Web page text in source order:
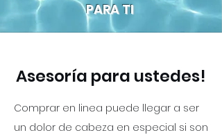
PARA TI
Asesoría para ustedes!
Comprar en linea puede llegar a ser
un dolor de cabeza en especial si son